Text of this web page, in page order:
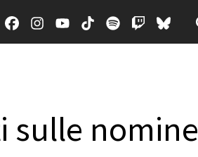
sulle nomine